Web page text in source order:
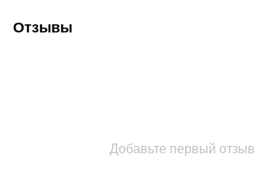
Отзывы
Добавьте первый отзыв